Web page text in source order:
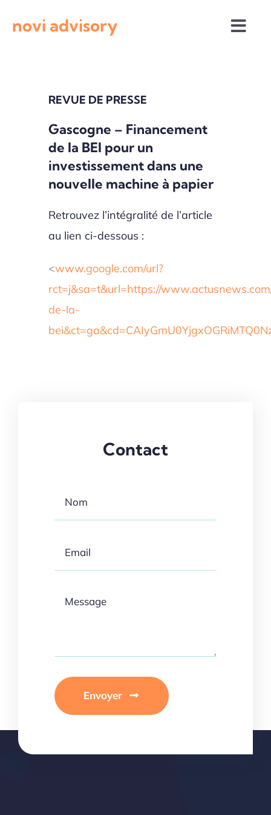
novi advisory
Actualités institutionnelles
Appels à projets
REVUE DE PRESSE
Gascogne – Financement
de la BEI pour un
investissement dans une
nouvelle machine à papier
Retrouvez l’intégralité de l’article
au lien ci-dessous :
<www.google.com/url?
rct=j&sa=t&url=https://
de-la-
Contact
Envoyer